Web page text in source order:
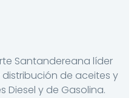
Santandereana líder
de aceites y
Diesel y de Gasolina.